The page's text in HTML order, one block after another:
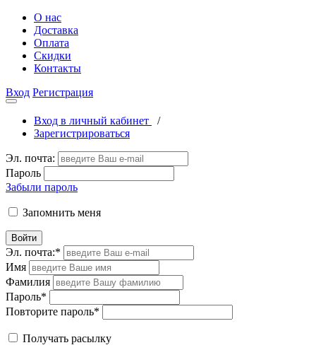
О нас
Доставка
Оплата
Скидки
Контакты
Вход Регистрация
Вход в личный кабинет
/
Зарегистрироваться
Эл. почта:
Пароль
Забыли пароль
Запомнить меня
Войти
Эл. почта:*
Имя
Фамилия
Пароль*
Повторите пароль*
Получать расылку